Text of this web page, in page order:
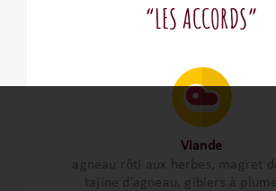
“LES ACCORDS”
Viande
agneau rôti aux herbes, magret
tajine d’agneau, gibiers à